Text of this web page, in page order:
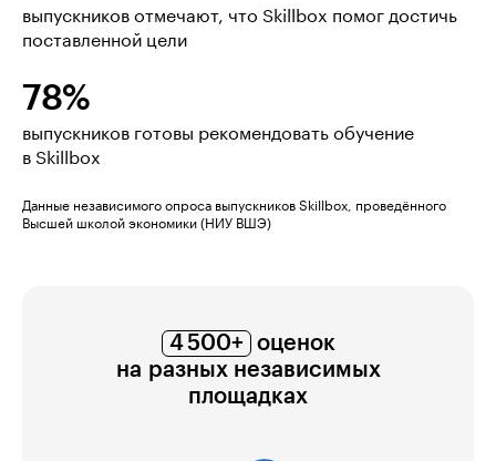
выпускников отмечают, что Skillbox помог достичь
поставленной цели
78%
выпускников готовы рекомендовать обучение
в Skillbox
Данные независимого опроса выпускников Skillbox, проведённого
Высшей школой экономики (НИУ ВШЭ)
4 500+ оценок
на разных независимых
площадках